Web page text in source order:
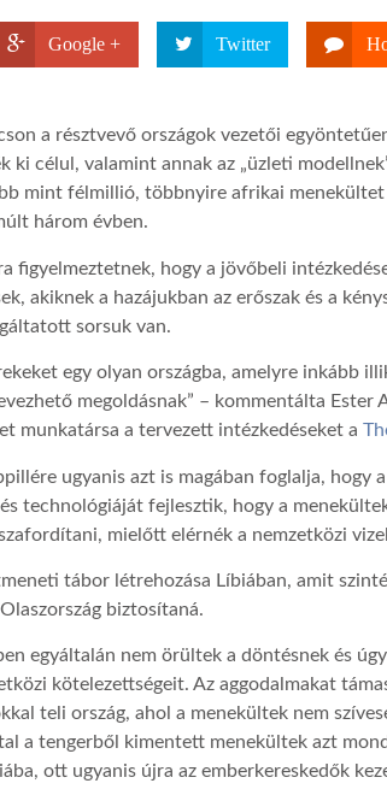
Google + Twitter
a résztvevő országok vezetői
ki célul, valamint annak az „üzleti
mint félmillió, többnyire afrikai
három évben.
figyelmeztetnek, hogy a jövőbeli
akiknek a hazájukban az erőszak és a
sorsuk van.
egy olyan országba, amelyre inkább
megoldásnak” – kommentálta Ester
munkatársa a tervezett intézkedéseket a
ugyanis azt is magában foglalja, hogy
technológiáját fejlesztik, hogy a
mielőtt elérnék a nemzetközi
tábor létrehozása Líbiában, amit
biztosítaná.
egyáltalán nem örültek a döntésnek és
kötelezettségeit. Az aggodalmakat
teli ország, ahol a menekültek nem
a tengerből kimentett menekültek azt
ott ugyanis újra az emberkereskedők